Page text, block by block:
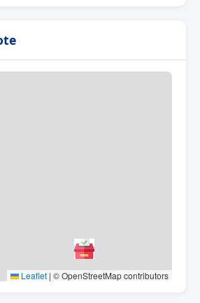
Leaflet | © OpenStreetMap contributors